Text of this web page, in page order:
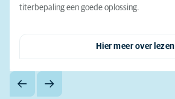
titerbepaling een goede oplossing.
Hier meer over lezen